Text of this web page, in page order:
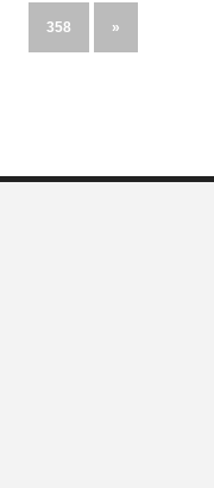
358 »